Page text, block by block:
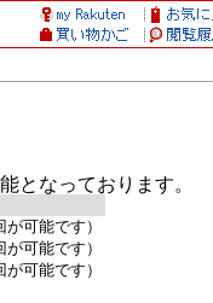
となっております。
が可能です）
が可能です）
が可能です）